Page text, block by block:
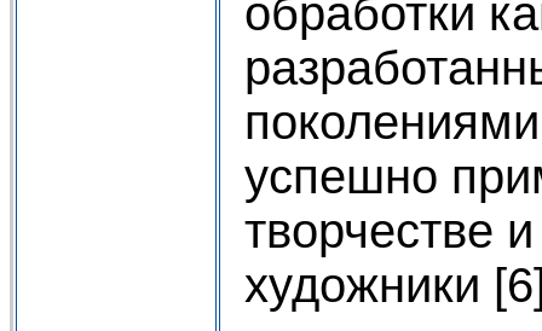
обработки
успешно
творчестве
художники